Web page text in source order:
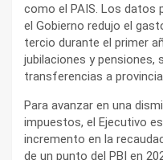
como el PAIS. Los datos
el Gobierno redujo el
tercio durante el primer
jubilaciones y pensiones,
transferencias a
Para avanzar en una
impuestos, el Ejecutivo
incremento en la
de un punto del PBI en